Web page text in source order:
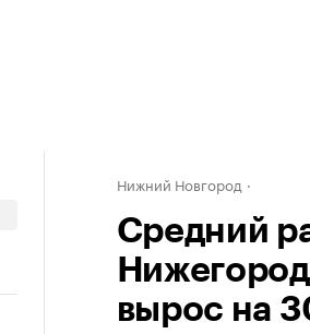
Нижний Новгород
Средний
вырос на